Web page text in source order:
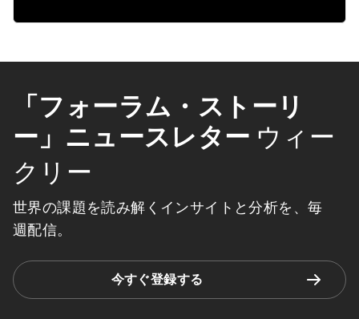
「フォーラム・ストーリ
ー」ニュースレター ウィー
クリー
世界の課題を読み解くインサイトと分析を、毎
週配信。
今すぐ登録する